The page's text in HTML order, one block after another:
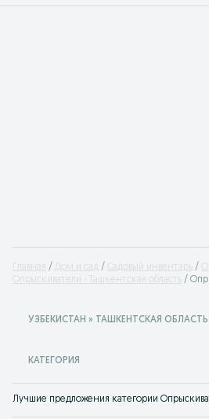
Главная Дом и сад Садовый инвентарь
Опрыскиватели - Ташкентская область
УЗБЕКИСТАН » ТАШКЕНТСКАЯ
КАТЕГОРИЯ